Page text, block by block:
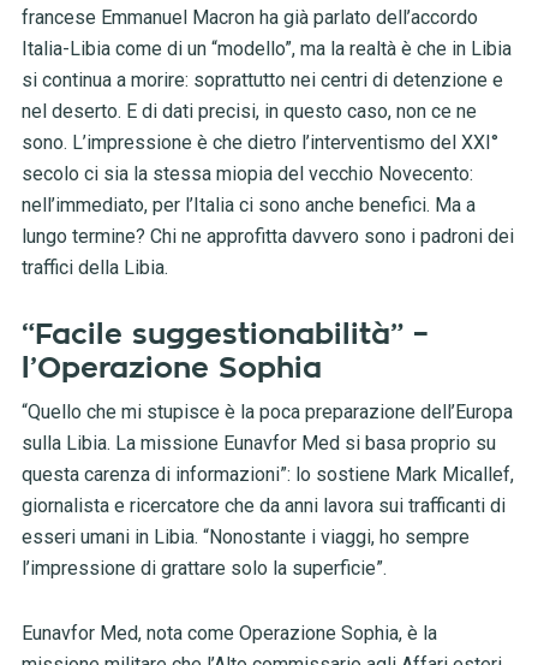
francese Emmanuel Macron ha già parlato dell’accordo
Italia-Libia come di un “modello”, ma la realtà è che in Libia
si continua a morire: soprattutto nei centri di detenzione e
nel deserto. E di dati precisi, in questo caso, non ce ne
sono. L’impressione è che dietro l’interventismo del XXI°
secolo ci sia la stessa miopia del vecchio Novecento:
nell’immediato, per l’Italia ci sono anche benefici. Ma a
lungo termine? Chi ne approfitta davvero sono i padroni dei
traffici della Libia.
“Facile suggestionabilità” –
l’Operazione Sophia
“Quello che mi stupisce è la poca preparazione dell’Europa
sulla Libia. La missione Eunavfor Med si basa proprio su
questa carenza di informazioni”: lo sostiene Mark Micallef,
giornalista e ricercatore che da anni lavora sui trafficanti di
esseri umani in Libia. “Nonostante i viaggi, ho sempre
l’impressione di grattare solo la superficie”.
Eunavfor Med, nota come Operazione Sophia, è la